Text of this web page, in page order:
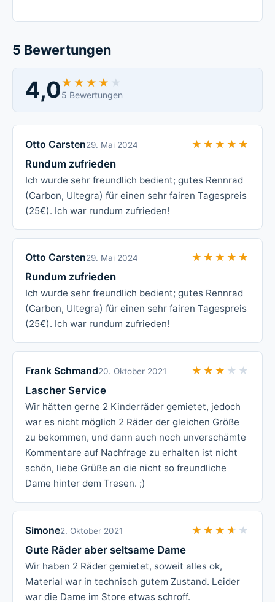
5 Bewertungen
4,0 ★★★★★
★★★★★
5 Bewertungen
Otto Carsten29. Mai 2024 ★★★★★
★★★★★
Rundum zufrieden
Ich wurde sehr freundlich bedient; gutes Rennrad
(Carbon, Ultegra) für einen sehr fairen Tagespreis
(25€). Ich war rundum zufrieden!
Otto Carsten29. Mai 2024 ★★★★★
★★★★★
Rundum zufrieden
Ich wurde sehr freundlich bedient; gutes Rennrad
(Carbon, Ultegra) für einen sehr fairen Tagespreis
(25€). Ich war rundum zufrieden!
Frank Schmand20. Oktober 2021 ★★★★★
★★★★★
Lascher Service
Wir hätten gerne 2 Kinderräder gemietet, jedoch
war es nicht möglich 2 Räder der gleichen Größe
zu bekommen, und dann auch noch unverschämte
Kommentare auf Nachfrage zu erhalten ist nicht
schön, liebe Grüße an die nicht so freundliche
Dame hinter dem Tresen. ;)
Simone2. Oktober 2021 ★★★★★
★★★★★
Gute Räder aber seltsame Dame
Wir haben 2 Räder gemietet, soweit alles ok,
Material war in technisch gutem Zustand. Leider
war die Dame im Store etwas schroff.